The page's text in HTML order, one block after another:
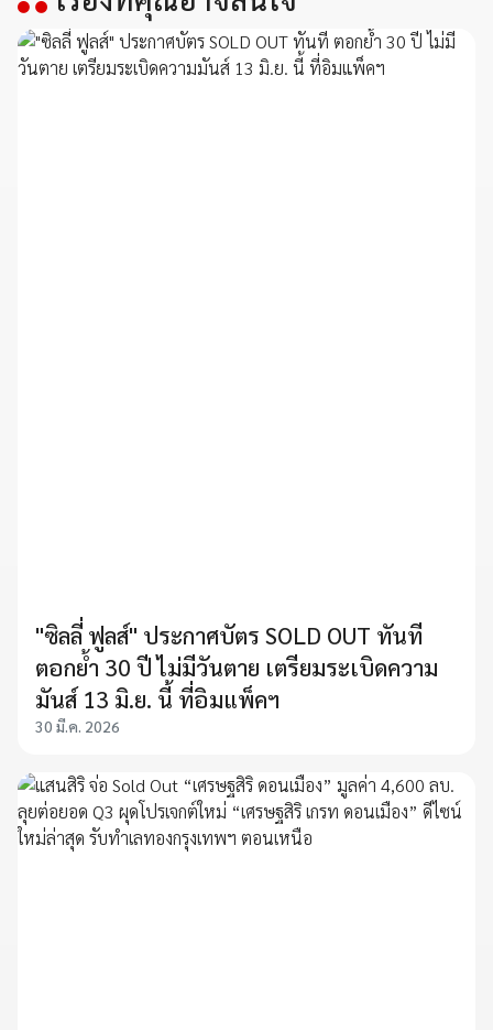
"ซิลลี่ ฟูลส์" ประกาศบัตร SOLD OUT ทันที
ตอกย้ำ 30 ปี ไม่มีวันตาย เตรียมระเบิดความ
มันส์ 13 มิ.ย. นี้ ที่อิมแพ็คฯ
30 มี.ค. 2026